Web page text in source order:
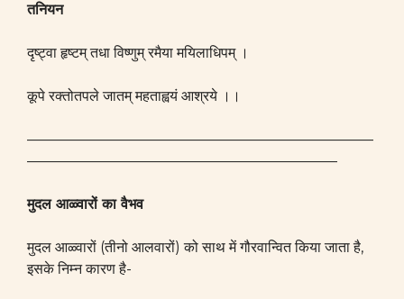
तनियन
दृष्ट्वा हृष्टम् तधा विष्णुम् रमैया मयिलाधिपम् ।
कूपे रक्तोतपले जातम् महताह्वयं आश्रये ।।
————————————————————————
—————————————————————–
मुदल आळ्वारों का वैभव
मुदल आळ्वारों (तीनो आलवारों) को साथ में गौरवान्वित किया जाता है,
इसके निम्न कारण है-